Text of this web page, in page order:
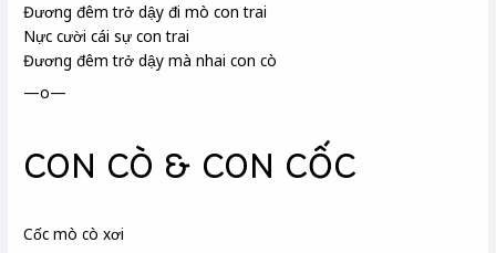
Đương đêm trở dậy đi mò con trai
Nực cười cái sự con trai
Đương đêm trở dậy mà nhai con cò
—o—
CON CÒ & CON CỐC
Cốc mò cò xơi